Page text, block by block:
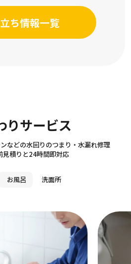
ち情報一覧
りサービス
などの水回りのつまり・水漏れ修理
見積りと24時間即対応
お風呂 洗面所